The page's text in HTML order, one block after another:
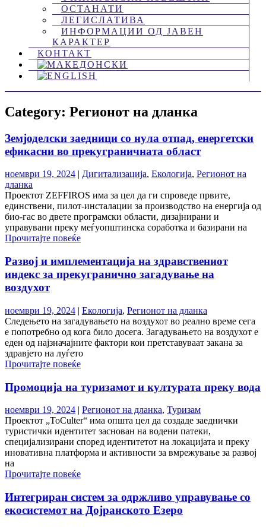
ОСТАНАТИ
ЛЕГИСЛАТИВА
ИНФОРМАЦИИ ОД ЈАВЕН
КАРАКТЕР
КОНТАКТ
Category: Регионот на дланка
Земјоделски заедници со нула отпад, енергетски
ефикасни во прекуграничната област
ноември 19, 2024 | Дигитализација, Екологија, Регионот на
дланка
Проектот ZEFFIROS има за цел да ги спроведе првите,
единствени, пилот-инсталации за производство на енергија од
био-гас во двете програмски области, дизајнирани и
управувани преку меѓуопштинска соработка и базирани на
Прочитајте повеќе
Развој и имплементација на здравствениот
индекс за прекугранично загадување на
воздухот
ноември 19, 2024 | Екологија, Регионот на дланка
Следењето на загадувањето на воздухот во реално време сега
е попотребно од кога било досега. Загадувањето на воздухот е
еден од најзначајните фактори кои претставуваат закана за
здравјето на луѓето
Прочитајте повеќе
Промоција на туризамот и културата преку вода
ноември 19, 2024 | Регионот на дланка, Туризам
Проектот „ToCulter“ има општа цел да создаде заеднички
туристички идентитет заснован на водени патеки,
специјализирани според идентитетот на локацијата и преку
иновативна платформа и активности за вмрежување за развој
на
Прочитајте повеќе
Интегриран систем за одржливо управување со
екосистемот на Дојранското Езеро